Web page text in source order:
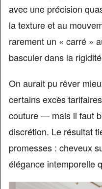
avec une précision
la texture et au
rarement un « carré »
basculer dans la
On aurait pu rêver
certains excès
couture — mais il faut
discrétion. Le résultat
promesses : cheveux
élégance intemporelle